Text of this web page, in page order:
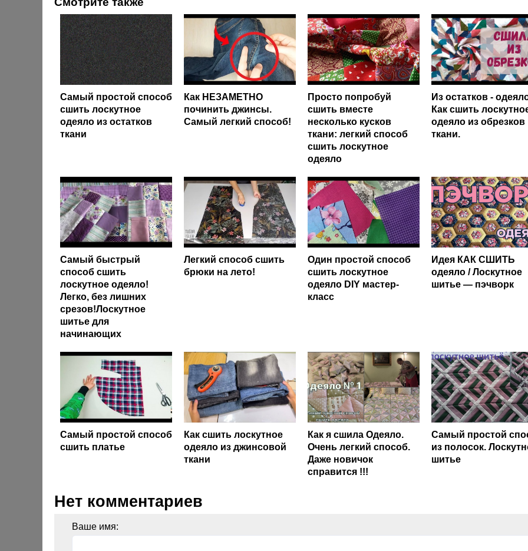
Самый простой способ
сшить лоскутное
одеяло из остатков
ткани
Как НЕЗАМЕТНО
починить джинсы.
Самый легкий способ!
Просто попробуй
сшить вместе
несколько кусков
ткани: легкий способ
сшить лоскутное
одеяло
Из остатков -
Как сшить
одеяло из обрезков
ткани.
Самый быстрый
способ сшить
лоскутное одеяло!
Легко, без лишних
срезов!Лоскутное
шитье для
начинающих
Легкий способ сшить
брюки на лето!
Один простой способ
сшить лоскутное
одеяло DIY мастер-
класс
Идея КАК СШИТЬ
одеяло / Лоскутное
шитье — пэчворк
Самый простой способ
сшить платье
Как сшить лоскутное
одеяло из джинсовой
ткани
Как я сшила Одеяло.
Очень легкий способ.
Даже новичок
справится !!!
Самый простой
из полосок.
шитье
Нет комментариев
Ваше имя: